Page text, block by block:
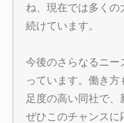
ね、現在では多く
続けています。
今後のさらなるニー
っています。働き
足度の高い同社で
ぜひこのチャンスに